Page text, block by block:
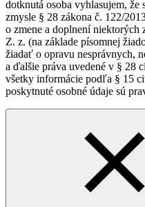
dotknutá osoba vyhlasujem,
zmysle § 28 zákona č. 122/
o zmene a doplnení niektorých
Z. z. (na základe písomnej
žiadať o opravu nesprávnych,
a ďalšie práva uvedené v § 28
všetky informácie podľa § 15
poskytnuté osobné údaje sú